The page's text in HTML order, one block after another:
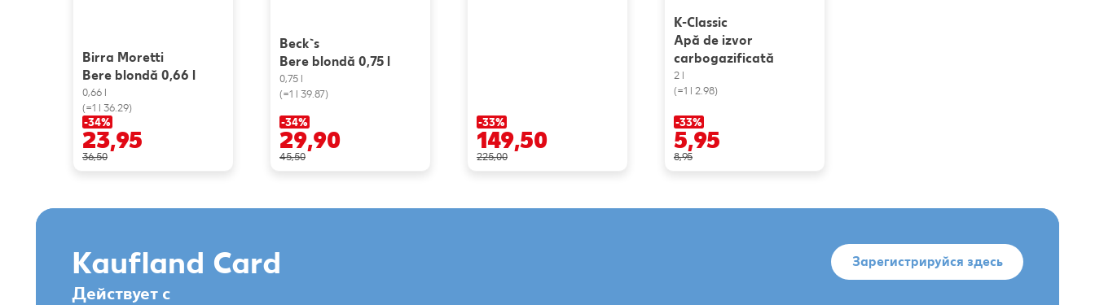
Birra Moretti
Bere blondă 0,66 l
0,66 l
(=1 l 36.29)
-34%
23,95
36,50
Beck`s
Bere blondă 0,75 l
0,75 l
(=1 l 39.87)
-34%
29,90
45,50
-33%
149,50
225,00
K-Classic
Apă de izvor
carbogazificată
2 l
(=1 l 2.98)
-33%
5,95
8,95
Kaufland Card
Действует с
Зарегистрируйся здесь